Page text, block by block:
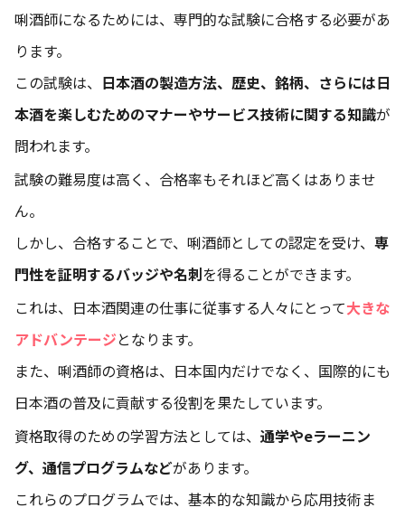
唎酒師になるためには、専門的な試験に合格する必要があ
ります。
この試験は、 日本酒の製造方法、歴史、銘柄、さらには日
本酒を楽しむためのマナーやサービス技術に関する知識が
問われます。
試験の難易度は高く、合格率もそれほど高くはありませ
ん。
しかし、合格することで、唎酒師としての認定を受け、 専
門性を証明するバッジや名刺を得ることができます。
これは、日本酒関連の仕事に従事する人々にとって大きな
アドバンテージとなります。
また、唎酒師の資格は、日本国内だけでなく、国際的にも
日本酒の普及に貢献する役割を果たしています。
資格取得のための学習方法としては、 通学やeラーニン
グ、通信プログラムなどがあります。
これらのプログラムでは、基本的な知識から応用技術ま